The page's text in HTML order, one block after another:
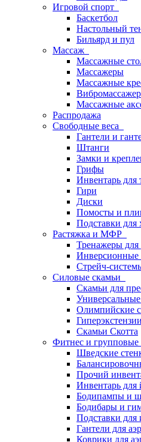
Игровой спорт
Баскетбол
Настольный
Бильярд и пул
Массаж
Массажные
Массажеры
Массажные
Массажные
Распродажа
Свободные веса
Гантели и
Штанги
Замки и
Грифы
Инвентарь для
Гири
Диски
Помосты и
Подставки для
Растяжка и МФР
Тренажеры для
Инверсионные
Стрейч-
Силовые скамьи
Скамьи для
Олимпийские
Гиперэкстензии
Скамьи Скотта
Фитнес и
Шведские
Прочий
Инвентарь для
Бодипампы и
Бодибары и
Подставки для
Гантели для
Коврики для